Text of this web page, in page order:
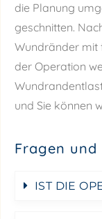
die Planung
geschnitten.
Wundränder mit
der Operation
und Sie können
Fragen
IST DIE